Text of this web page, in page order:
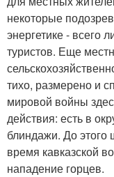
некоторые
энергетике - всего
туристов. Еще
тихо, размерено и
мировой войны
действия: есть в
блиндажи. До этого
время кавказской
нападение горцев.